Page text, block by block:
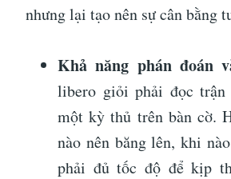
nhưng lại tạo nên sự cân bằng
Khả năng phán đoán
libero giỏi phải đọc trận
một kỳ thủ trên bàn cờ.
nào nên băng lên, khi
phải đủ tốc độ để kịp